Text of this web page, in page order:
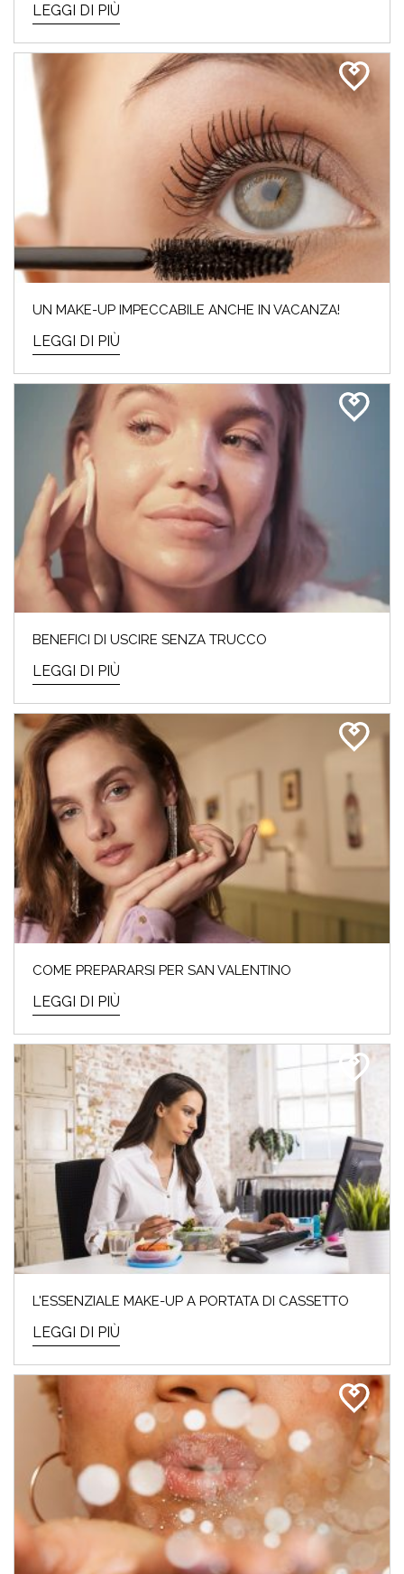
LEGGI DI PIÙ
UN MAKE-UP IMPECCABILE ANCHE IN VACANZA!
LEGGI DI PIÙ
BENEFICI DI USCIRE SENZA TRUCCO
LEGGI DI PIÙ
COME PREPARARSI PER SAN VALENTINO
LEGGI DI PIÙ
L'ESSENZIALE MAKE-UP A PORTATA DI CASSETTO
LEGGI DI PIÙ